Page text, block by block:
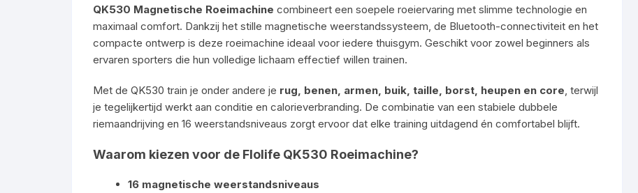
QK530 Magnetische Roeimachine combineert een soepele roeiervaring met slimme technologie en
maximaal comfort. Dankzij het stille magnetische weerstandssysteem, de Bluetooth-connectiviteit en het
compacte ontwerp is deze roeimachine ideaal voor iedere thuisgym. Geschikt voor zowel beginners als
ervaren sporters die hun volledige lichaam effectief willen trainen.
Met de QK530 train je onder andere je rug, benen, armen, buik, taille, borst, heupen en core, terwijl
je tegelijkertijd werkt aan conditie en calorieverbranding. De combinatie van een stabiele dubbele
riemaandrijving en 16 weerstandsniveaus zorgt ervoor dat elke training uitdagend én comfortabel blijft.
Waarom kiezen voor de Flolife QK530 Roeimachine?
16 magnetische weerstandsniveaus